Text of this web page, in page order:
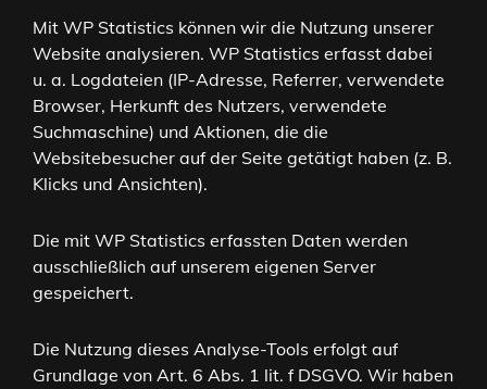
Mit WP Statistics können wir die Nutzung unserer
Website analysieren. WP Statistics erfasst dabei
u. a. Logdateien (IP-Adresse, Referrer, verwendete
Browser, Herkunft des Nutzers, verwendete
Suchmaschine) und Aktionen, die die
Websitebesucher auf der Seite getätigt haben (z. B.
Klicks und Ansichten).
Die mit WP Statistics erfassten Daten werden
ausschließlich auf unserem eigenen Server
gespeichert.
Die Nutzung dieses Analyse-Tools erfolgt auf
Grundlage von Art. 6 Abs. 1 lit. f DSGVO. Wir haben